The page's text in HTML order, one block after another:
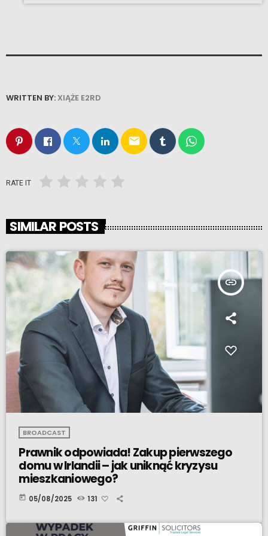
WRITTEN BY: XIĄŻE E2RD
email
RATE IT
SIMILAR POSTS
insert_link
BROADCAST
Prawnik odpowiada! Zakup pierwszego
domu w Irlandii – jak uniknąć kryzysu
mieszkaniowego?
today 05/08/2025 131